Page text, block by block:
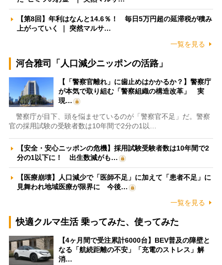
【第8回】年利はなんと14.6％！ 毎日5万円超の延滞税が積み
上がっていく ｜ 突然マルサ…
一覧を見る
河合雅司「人口減少ニッポンの活路」
【「警察官離れ」に歯止めはかかるか？】警察庁
が本気で取り組む「警察組織の構造改革」 実
現…
警察庁が目下、頭を悩ませているのが「警察官不足」だ。警察
官の採用試験の受験者数は10年間で2分の1以…
【安全・安心ニッポンの危機】採用試験受験者数は10年間で2
分の1以下に！ 出生数減がも…
【医療崩壊】人口減少で「医師不足」に加えて「患者不足」に
見舞われ地域医療が限界に 今後…
一覧を見る
快適クルマ生活 乗ってみた、使ってみた
【4ヶ月間で受注累計6000台】BEV普及の障壁と
なる「航続距離の不安」「充電のストレス」解
消…